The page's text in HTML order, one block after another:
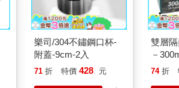
樂司/304不鏽鋼口杯-
附蓋-9cm-2入
71 折 特價 428 元
雙層
－
74 折